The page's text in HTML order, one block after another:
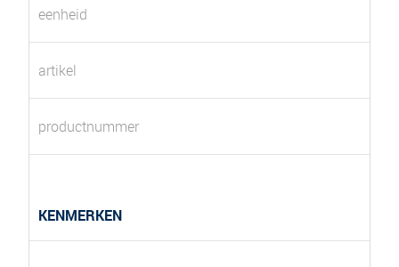
eenheid
artikel
productnummer
KENMERKEN